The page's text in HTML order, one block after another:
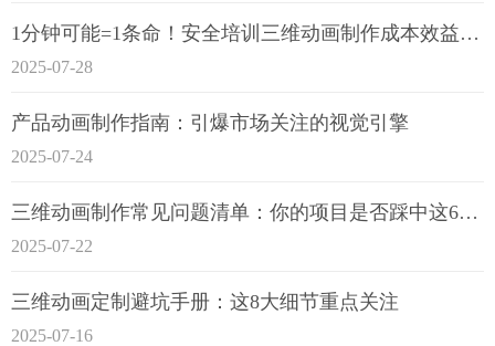
1分钟可能=1条命！安全培训三维动画制作成本效益深度拆解
2025-07-28
产品动画制作指南：引爆市场关注的视觉引擎
2025-07-24
三维动画制作常见问题清单：你的项目是否踩中这6大技术雷区？
2025-07-22
三维动画定制避坑手册：这8大细节重点关注
2025-07-16